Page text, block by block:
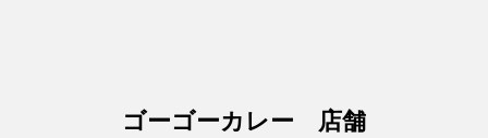
ゴーゴーカレー 店舗